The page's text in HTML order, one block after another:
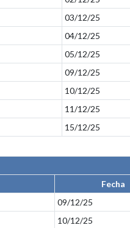
03/12/25
04/12/25
05/12/25
09/12/25
10/12/25
11/12/25
15/12/25
Fecha
09/12/25
10/12/25